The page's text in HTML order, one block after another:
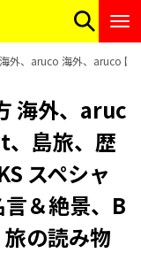
外、aruco 海外、aruco 国
海外、aruc
島旅、歴
スペシャ
＆絶景、B
の読み物